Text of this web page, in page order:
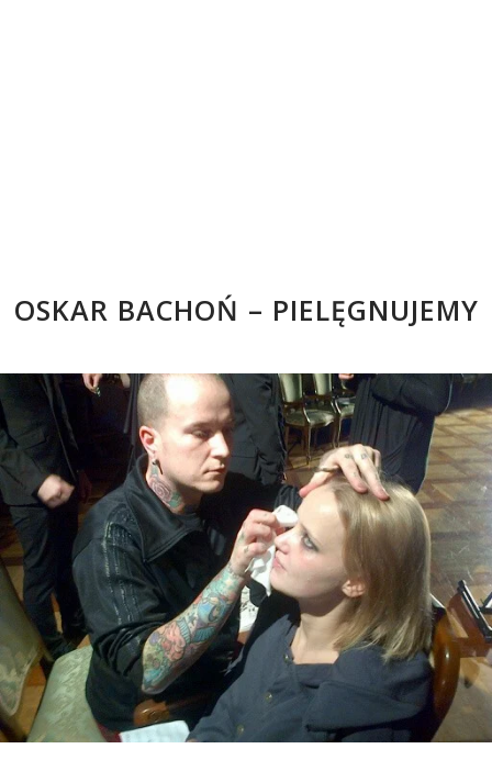
OSKAR BACHOŃ – PIELĘGNUJEMY